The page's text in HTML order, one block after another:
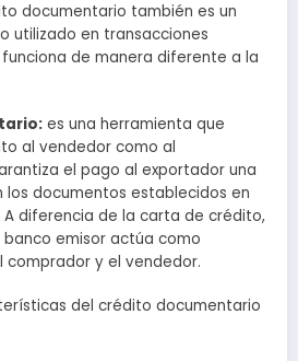
documentario también es un
utilizado en transacciones
de manera diferente a la
es una herramienta que
al vendedor como al
el pago al exportador una
los documentos establecidos en
diferencia de la carta de crédito,
emisor actúa como
y el vendedor.
del crédito documentario